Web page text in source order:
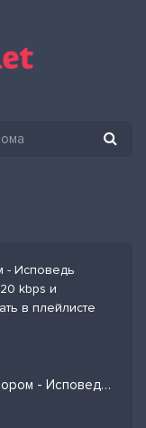
- Исповедь
kbps и
в плейлисте
Слушать песню Мир За Забором - Исповедь и добавить в избранных